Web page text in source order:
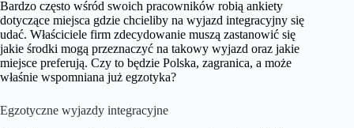
Bardzo często wśród swoich pracowników robią ankiety
dotyczące miejsca gdzie chcieliby na wyjazd integracyjny się
udać. Właściciele firm zdecydowanie muszą zastanowić się
jakie środki mogą przeznaczyć na takowy wyjazd oraz jakie
miejsce preferują. Czy to będzie Polska, zagranica, a może
właśnie wspomniana już egzotyka?
Egzotyczne wyjazdy integracyjne